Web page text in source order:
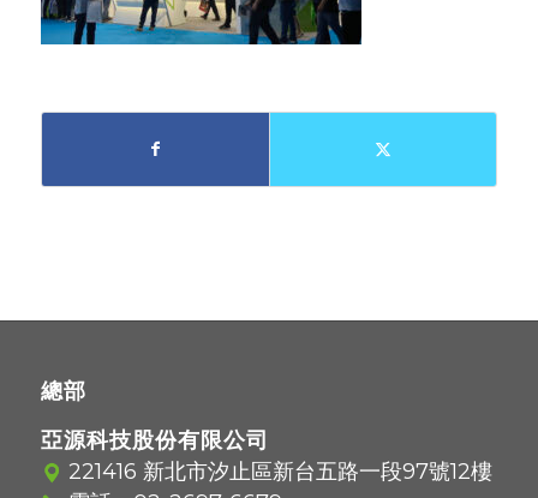
總部
亞源科技股份有限公司
221416 新北市汐止區新台五路一段97號12樓